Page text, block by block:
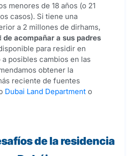
menores de 18 años (o 21
casos). Si tiene una
a 2 millones de dirhams,
de acompañar a sus padres
para residir en
a posibles cambios en las
obtener la
reciente de fuentes
Dubai Land Department o
de la residencia